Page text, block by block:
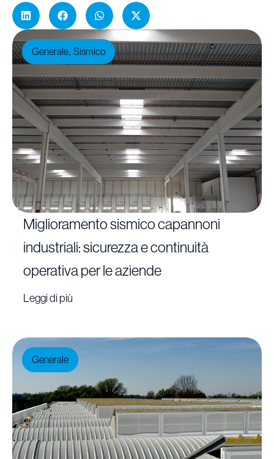
Generale, Sismico
Miglioramento sismico capannoni
industriali: sicurezza e continuità
operativa per le aziende
Leggi di più
Generale